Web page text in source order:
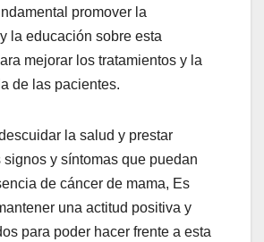
promover la
la educación sobre esta
mejorar los tratamientos y la
de las pacientes.
la salud y prestar
y síntomas que puedan
de cáncer de mama, Es
una actitud positiva y
para poder hacer frente a esta